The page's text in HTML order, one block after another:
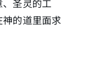
圣灵的工
的道里面求